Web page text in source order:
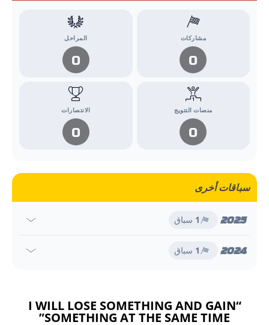
مشاركات
0
المراحل
0
منصات التتويج
0
الانتصارات
0
سباقات أخرى
2025
1 سباق
2024
1 سباق
“I WILL LOSE SOMETHING AND GAIN
SOMETHING AT THE SAME TIME”